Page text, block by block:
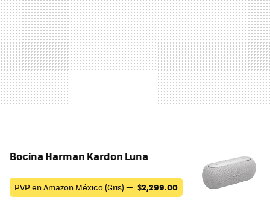
Bocina Harman Kardon Luna
PVP en Amazon México (Gris) — $2,299.00